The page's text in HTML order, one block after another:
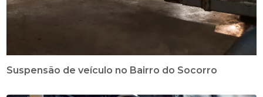
Suspensão de veículo no Bairro do Socorro